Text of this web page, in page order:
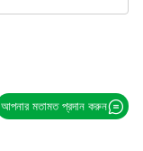
আপনার মতামত প্রদান করুন